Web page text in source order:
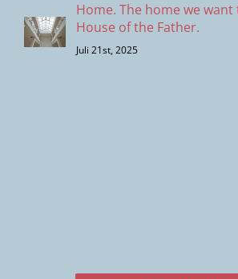
Home. The home we
House of the Father.
Juli 21st, 2025